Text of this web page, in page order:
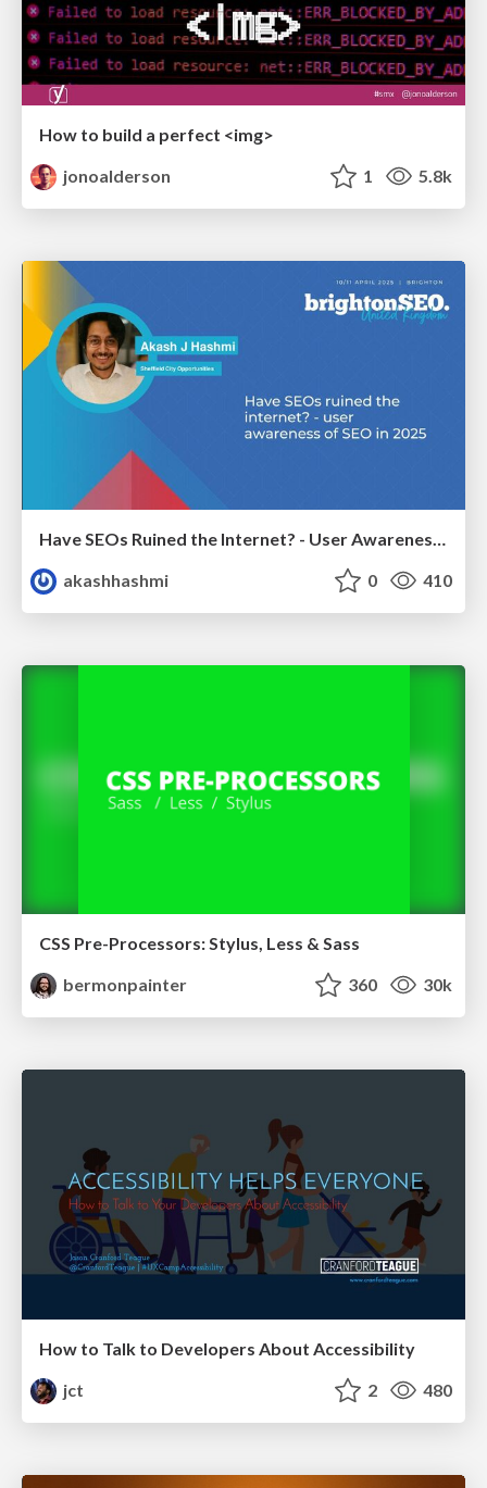
How to build a perfect <img>
jonoalderson
1 5.8k
Have SEOs Ruined the Internet? - User Awareness of SEO in 2025
akashhashmi
0 410
CSS Pre-Processors: Stylus, Less & Sass
bermonpainter
360 30k
How to Talk to Developers About Accessibility
jct
2 480